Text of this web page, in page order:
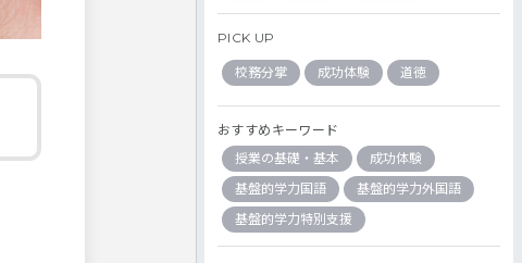
PICK UP
校務分掌 成功体験 道徳
おすすめキーワード
授業の基礎・基本
成功体験
基盤的学力国語
基盤的学力外国語
基盤的学力特別支援